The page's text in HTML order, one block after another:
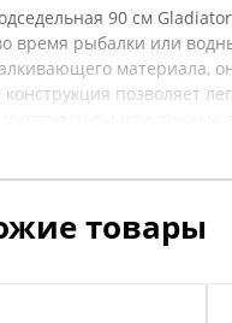
90 см
время рыбалки или
материала,
позволяет
выездов на
возможность сделать
Перед покупкой
товары